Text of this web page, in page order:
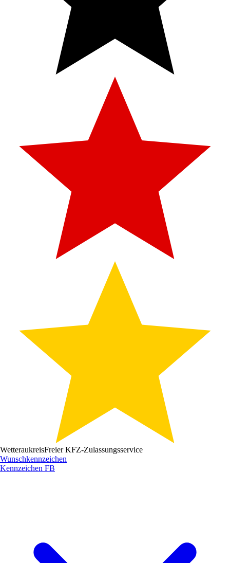
WetteraukreisFreier KFZ-Zulassungsservice
Wunschkennzeichen
Kennzeichen FB